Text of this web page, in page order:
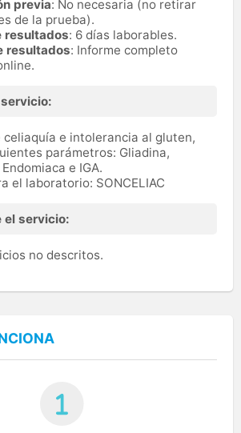
previa: No necesaria (no retirar
de la prueba).
resultados: 6 días laborables.
resultados: Informe completo
celiaquía e intolerancia al gluten,
parámetros: Gliadina,
e IGA.
el laboratorio: SONCELIAC
el servicio:
no descritos.